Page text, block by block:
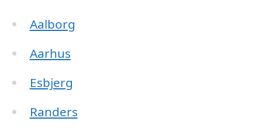
Aalborg
Aarhus
Esbjerg
Randers